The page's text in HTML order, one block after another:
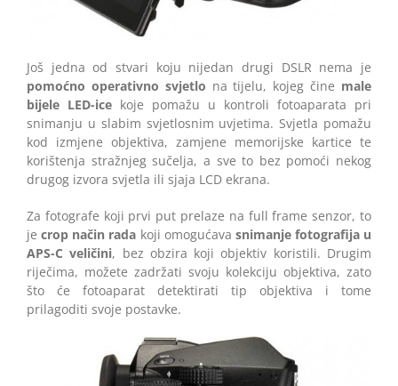
Još jedna od stvari koju nijedan drugi DSLR nema je
pomoćno operativno svjetlo na tijelu, kojeg čine male
bijele LED-ice koje pomažu u kontroli fotoaparata pri
snimanju u slabim svjetlosnim uvjetima. Svjetla pomažu
kod izmjene objektiva, zamjene memorijske kartice te
korištenja stražnjeg sučelja, a sve to bez pomoći nekog
drugog izvora svjetla ili sjaja LCD ekrana.
Za fotografe koji prvi put prelaze na full frame senzor, to
jecrop način rada koji omogućava snimanje fotografija u
APS-C veličini, bez obzira koji objektiv koristili. Drugim
riječima, možete zadržati svoju kolekciju objektiva, zato
što će fotoaparat detektirati tip objektiva i tome
prilagoditi svoje postavke.